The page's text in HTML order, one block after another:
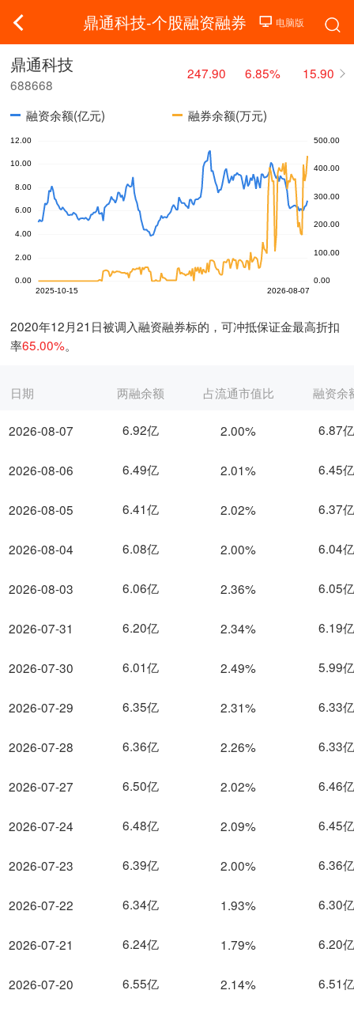
鼎通科技-个股融资融券
鼎通科技
688668
247.90 6.85% 15.90
融资余额(亿元) 融券余额(万元)
2020年12月21日被调入融资融券标的，可冲抵保证金最高折扣
率65.00%。
日期
2026-08-07
2026-08-06
2026-08-05
2026-08-04
2026-08-03
2026-07-31
2026-07-30
2026-07-29
2026-07-28
2026-07-27
2026-07-24
2026-07-23
2026-07-22
2026-07-21
2026-07-20
两融余额 占流通市值比 融资余
6.92亿 2.00% 6.87亿
6.49亿 2.01% 6.45亿
6.41亿 2.02% 6.37亿
6.08亿 2.00% 6.04亿
6.06亿 2.36% 6.05亿
6.20亿 2.34% 6.19亿
6.01亿 2.49% 5.99亿
6.35亿 2.31% 6.33亿
6.36亿 2.26% 6.33亿
6.50亿 2.02% 6.46亿
6.48亿 2.09% 6.45亿
6.39亿 2.00% 6.36亿
6.34亿 1.93% 6.30亿
6.24亿 1.79% 6.20亿
6.55亿 2.14% 6.51亿